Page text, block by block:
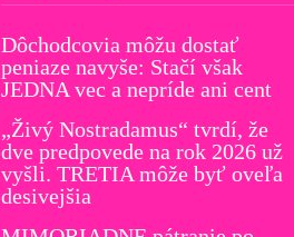
Dôchodcovia môžu dostať
peniaze navyše: Stačí však
JEDNA vec a nepríde ani cent
„Živý Nostradamus“ tvrdí, že
dve predpovede na rok 2026 už
vyšli. TRETIA môže byť oveľa
desivejšia